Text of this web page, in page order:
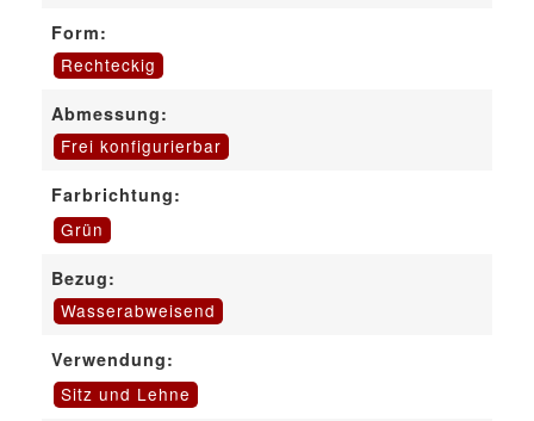
Form:
Rechteckig
Abmessung:
Frei konfigurierbar
Farbrichtung:
Grün
Bezug:
Wasserabweisend
Verwendung:
Sitz und Lehne